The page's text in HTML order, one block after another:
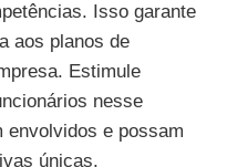
Isso garante
aos planos de
Estimule
nesse
envolvidos e possam
únicas.